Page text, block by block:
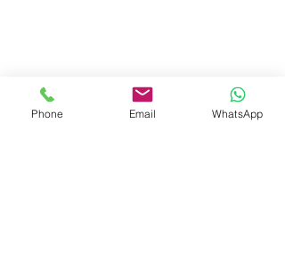
Phone Email WhatsApp